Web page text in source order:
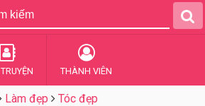
THÀNH VIÊN
Làm đẹp Tóc đẹp